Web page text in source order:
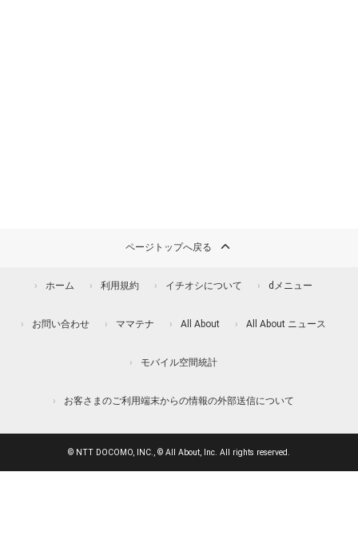
ページトップへ戻る
ホーム 利用規約 イチオシについて dメニュー
お問い合わせ ママテナ All About All About ニュース
モバイル空間統計
お客さまのご利用端末からの情報の外部送信について
© NTT DOCOMO, INC., © All About, Inc. All rights reserved.